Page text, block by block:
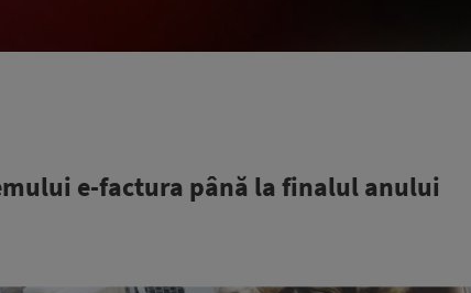
e-factura până la finalul anului